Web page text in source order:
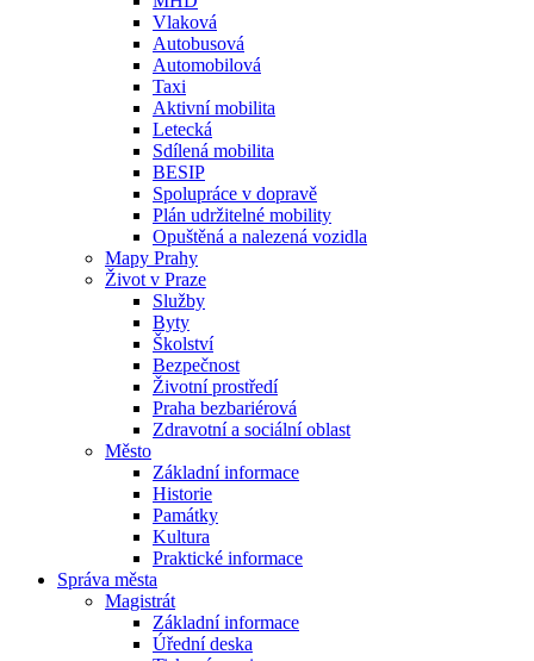
Vlaková
Autobusová
Automobilová
Taxi
Aktivní mobilita
Letecká
Sdílená mobilita
BESIP
Spolupráce v dopravě
Plán udržitelné mobility
Opuštěná a nalezená vozidla
Mapy Prahy
Život v Praze
Služby
Byty
Školství
Bezpečnost
Životní prostředí
Praha bezbariérová
Zdravotní a sociální oblast
Město
Základní informace
Historie
Památky
Kultura
Praktické informace
Správa města
Magistrát
Základní informace
Úřední deska